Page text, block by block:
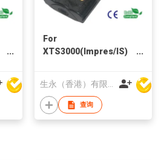
For
XTS3000(Impres/IS)
Battery
查询